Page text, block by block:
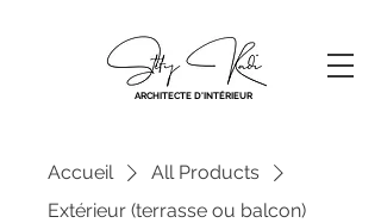
ARCHITECTE D'INTÉRIEUR
Accueil
All Products
Extérieur (terrasse ou balcon)